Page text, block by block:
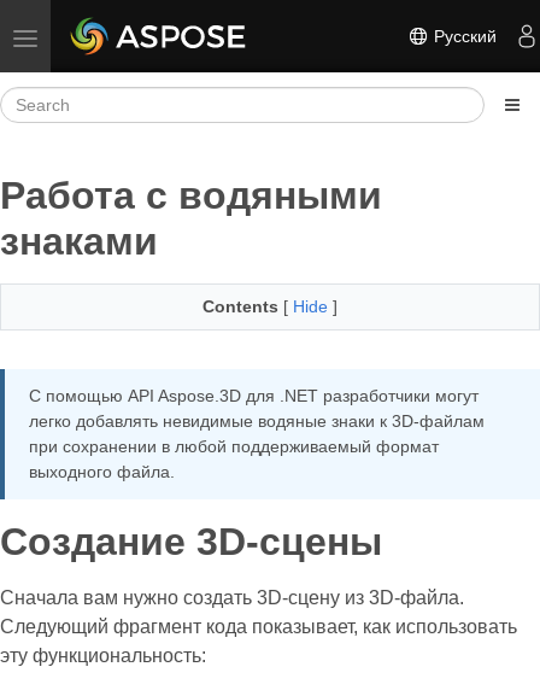
Toggle navigation Русский
Работа с водяными
знаками
Contents [ Hide ]
С помощью API Aspose.3D для .NET разработчики могут
легко добавлять невидимые водяные знаки к 3D-файлам
при сохранении в любой поддерживаемый формат
выходного файла.
Создание 3D-сцены
Сначала вам нужно создать 3D-сцену из 3D-файла.
Следующий фрагмент кода показывает, как использовать
эту функциональность: